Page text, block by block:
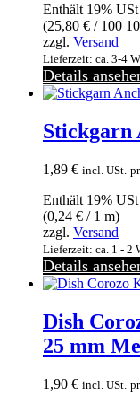
Enthält 19% USt
(25,80 € / 100
zzgl. Versand
Lieferzeit: ca. 3-4
Details
Stickgarn
1,89 € incl. USt.
Enthält 19% USt
(0,24 € / 1 m)
zzgl. Versand
Lieferzeit: ca. 1 - 2
Details
Dish
25 mm
1,90 € incl. USt.